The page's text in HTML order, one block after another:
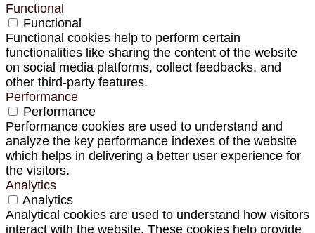
Functional
Functional
Functional cookies help to perform certain
functionalities like sharing the content of the website
on social media platforms, collect feedbacks, and
other third-party features.
Performance
Performance
Performance cookies are used to understand and
analyze the key performance indexes of the website
which helps in delivering a better user experience for
the visitors.
Analytics
Analytics
Analytical cookies are used to understand how visitors
interact with the website. These cookies help provide